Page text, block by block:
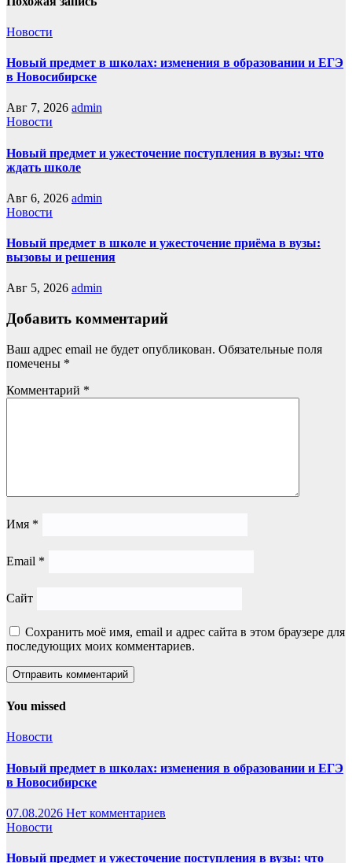
Новости
Новый предмет в школах: изменения в образовании и ЕГЭ
в Новосибирске
Авг 7, 2026 admin
Новости
Новый предмет и ужесточение поступления в вузы: что
ждать школе
Авг 6, 2026 admin
Новости
Новый предмет в школе и ужесточение приёма в вузы:
вызовы и решения
Авг 5, 2026 admin
Добавить комментарий
Ваш адрес email не будет опубликован. Обязательные поля
помечены *
Комментарий *
Имя *
Email *
Сайт
Сохранить моё имя, email и адрес сайта в этом браузере для
последующих моих комментариев.
You missed
Новости
Новый предмет в школах: изменения в образовании и ЕГЭ
в Новосибирске
07.08.2026 Нет комментариев
Новости
Новый предмет и ужесточение поступления в вузы: что